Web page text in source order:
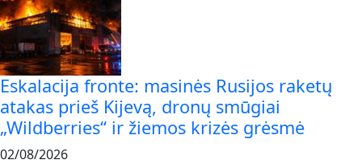
Eskalacija fronte: masinės Rusijos raketų
atakas prieš Kijevą, dronų smūgiai
„Wildberries“ ir žiemos krizės grėsmė
02/08/2026